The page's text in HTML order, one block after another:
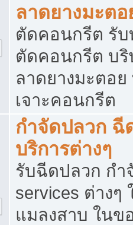
ลาดยางมะต
ตัดคอนกรีต รับ
ตัดคอนกรีต บริ
ลาดยางมะตอ
เจาะคอนกรีต
กำจัดปลวก ฉี
บริการต่างๆ
รับฉีดปลวก กำ
services ต่าง
แมลงสาบ ใน